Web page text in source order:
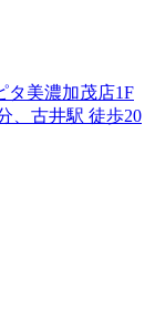
タ美濃加茂店1F
、古井駅 徒歩20